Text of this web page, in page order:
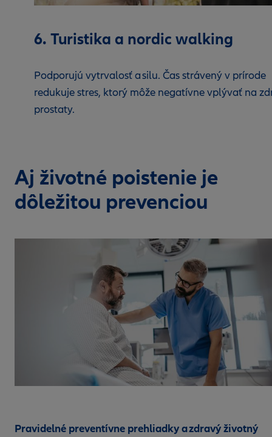
6. Turistika a nordic walking
Podporujú vytrvalosť a silu. Čas strávený v prírode
redukuje stres, ktorý môže negatívne vplývať na
prostaty.
Aj životné poistenie je
dôležitou prevenciou
Pravidelné preventívne prehliadky a zdravý životný